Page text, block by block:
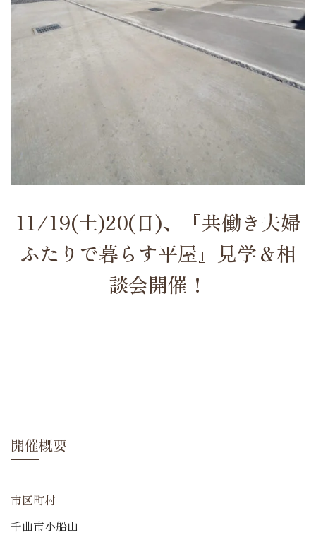
11/19(土)20(日)、『共働き夫婦
ふたりで暮らす平屋』見学＆相
談会開催！
開催概要
市区町村
千曲市小船山